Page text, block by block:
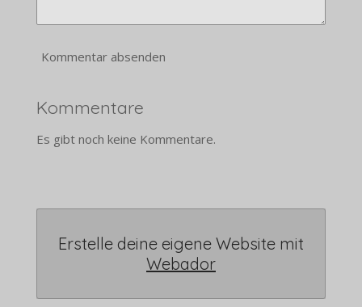
Kommentar absenden
Kommentare
Es gibt noch keine Kommentare.
Erstelle deine eigene Website mit
Webador